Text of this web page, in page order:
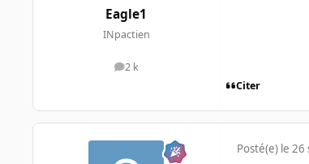
Eagle1
INpactien
2 k
messages
Citer
Posté(e) le 26